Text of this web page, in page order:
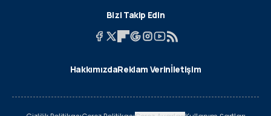
Bizi Takip Edin
HakkımızdaReklam Verinİletişim